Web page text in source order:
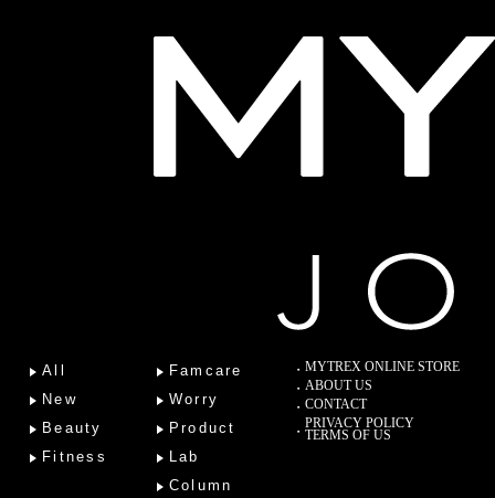
All
New
Beauty
Fitness
Famcare
Worry
Product
Lab
Column
MYTREX ONLINE STORE
ABOUT US
CONTACT
PRIVACY POLICY
TERMS OF US